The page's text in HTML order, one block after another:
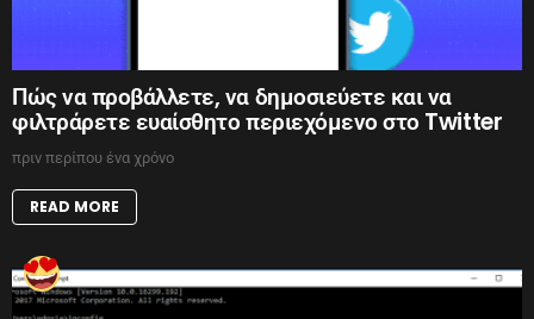
Πώς να προβάλλετε, να δημοσιεύετε και να
φιλτράρετε ευαίσθητο περιεχόμενο στο Twitter
πριν περίπου ένα χρόνο
READ MORE